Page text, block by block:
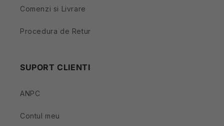
Comenzi si Livrare
Procedura de Retur
SUPORT CLIENTI
ANPC
Contul meu